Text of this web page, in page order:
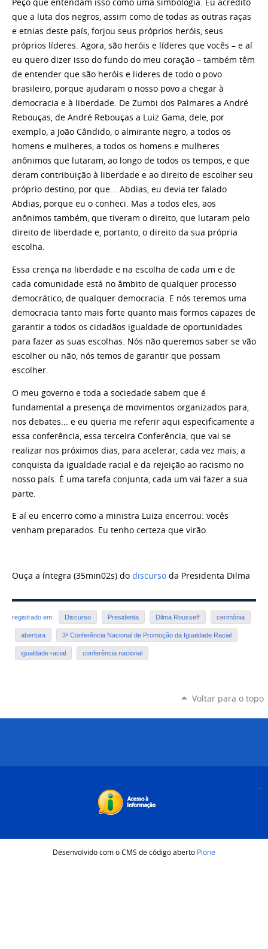
Peço que entendam isso como uma simbologia. Eu acredito
que a luta dos negros, assim como de todas as outras raças
e etnias deste país, forjou seus próprios heróis, seus
próprios líderes. Agora, são heróis e líderes que vocês – e aí
eu quero dizer isso do fundo do meu coração – também têm
de entender que são heróis e lideres de todo o povo
brasileiro, porque ajudaram o nosso povo a chegar à
democracia e à liberdade. De Zumbi dos Palmares a André
Rebouças, de André Rebouças a Luiz Gama, dele, por
exemplo, a João Cândido, o almirante negro, a todos os
homens e mulheres, a todos os homens e mulheres
anônimos que lutaram, ao longo de todos os tempos, e que
deram contribuição à liberdade e ao direito de escolher seu
próprio destino, por que... Abdias, eu devia ter falado
Abdias, porque eu o conheci. Mas a todos eles, aos
anônimos também, que tiveram o direito, que lutaram pelo
direito de liberdade e, portanto, o direito da sua própria
escolha.
Essa crença na liberdade e na escolha de cada um e de
cada comunidade está no âmbito de qualquer processo
democrático, de qualquer democracia. E nós teremos uma
democracia tanto mais forte quanto mais formos capazes de
garantir a todos os cidadãos igualdade de oportunidades
para fazer as suas escolhas. Nós não queremos saber se vão
escolher ou não, nós temos de garantir que possam
escolher.
O meu governo e toda a sociedade sabem que é
fundamental a presença de movimentos organizados para,
nos debates... e eu queria me referir aqui especificamente a
essa conferência, essa terceira Conferência, que vai se
realizar nos próximos dias, para acelerar, cada vez mais, a
conquista da igualdade racial e da rejeição ao racismo no
nosso país. É uma tarefa conjunta, cada um vai fazer a sua
parte.
E aí eu encerro como a ministra Luiza encerrou: vocês
venham preparados. Eu tenho certeza que virão.
Ouça a íntegra (35min02s) do discurso da Presidenta Dilma
registrado em: Discurso Presidenta Dilma Rousseff cerimônia
abertura 3ª Conferência Nacional de Promoção da Igualdade Racial
igualdade racial conferência nacional
Voltar para o topo
Desenvolvido com o CMS de código aberto Plone